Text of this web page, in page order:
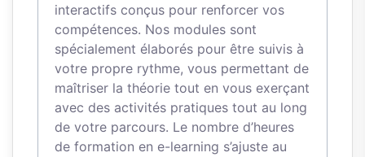
interactifs conçus pour renforcer vos
compétences. Nos modules sont
spécialement élaborés pour être suivis à
votre propre rythme, vous permettant de
maîtriser la théorie tout en vous exerçant
avec des activités pratiques tout au long
de votre parcours. Le nombre d’heures
de formation en e-learning s’ajuste au